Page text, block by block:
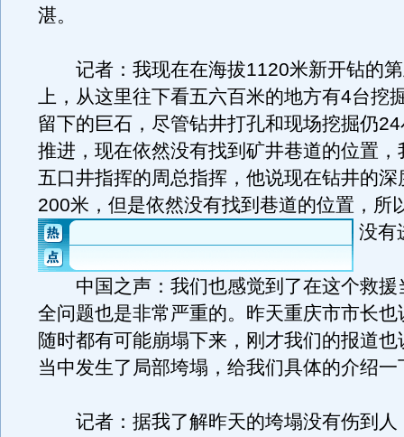
湛。
记者：我现在在海拔1120米新开钻的第
上，从这里往下看五六百米的地方有4台挖
留下的巨石，尽管钻井打孔和现场挖掘仍
推进，现在依然没有找到矿井巷道的位置，
五口井指挥的周总指挥，他说现在钻井的深
200米，但是依然没有找到巷道的位置，所
没有
中国之声：我们也感觉到了在这个救援
全问题也是非常严重的。昨天重庆市市长也
随时都有可能崩塌下来，刚才我们的报道
当中发生了局部垮塌，给我们具体的介绍一
记者：据我了解昨天的垮塌没有伤到人